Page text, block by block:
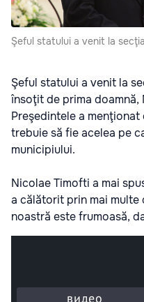
Şeful statului a venit la
Şeful statului a venit la
însoţit de prima doamnă,
Preşedintele a
trebuie să fie acelea pe
municipiului.
Nicolae Timofti a mai
a călătorit prin mai multe
noastră este frumoasă,